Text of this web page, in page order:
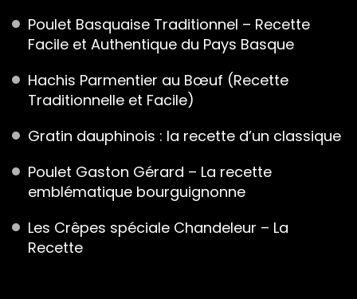
Poulet Basquaise Traditionnel – Recette
Facile et Authentique du Pays Basque
Hachis Parmentier au Bœuf (Recette
Traditionnelle et Facile)
Gratin dauphinois : la recette d’un classique
Poulet Gaston Gérard – La recette
emblématique bourguignonne
Les Crêpes spéciale Chandeleur – La
Recette